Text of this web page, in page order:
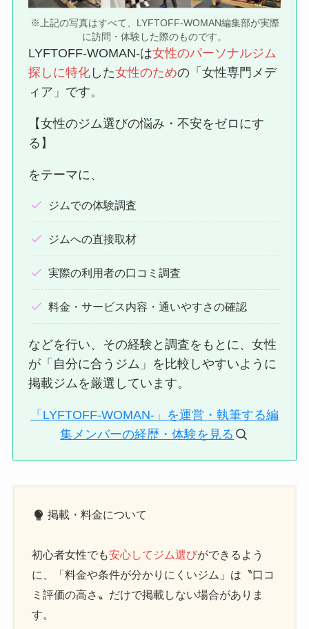
※上記の写真はすべて、LYFTOFF-WOMAN編集部が実際
に訪問・体験した際のものです。
LYFTOFF-WOMAN-は女性のパーソナルジム
探しに特化 した女性のための「女性専門メデ
ィア」です。
【女性のジム選びの悩み・不安をゼロにす
る】
をテーマに、
ジムでの体験調査
ジムへの直接取材
実際の利用者の口コミ調査
料金・サービス内容・通いやすさの確認
などを行い、その経験と調査をもとに、女性
が「自分に合うジム」を比較しやすいように
掲載ジムを厳選しています。
「LYFTOFF-WOMAN-」を運営・執筆する編
集メンバーの経歴・体験を見る
掲載・料金について
初心者女性でも安心してジム選びができるよう
に、「料金や条件が分かりにくいジム」は〝口コ
ミ評価の高さ〟だけで掲載しない場合がありま
す。